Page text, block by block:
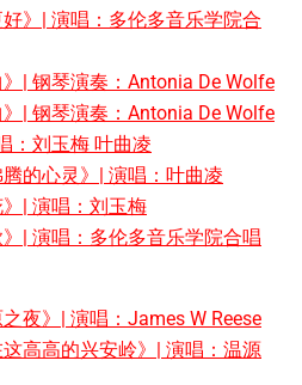
好》| 演唱：多伦多音乐学院合
》| 钢琴演奏：Antonia De Wolfe
》| 钢琴演奏：Antonia De Wolfe
：刘玉梅 叶曲凌
的心灵》| 演唱：叶曲凌
》| 演唱：刘玉梅
》| 演唱：多伦多音乐学院合唱
夜》| 演唱：James W Reese
这高高的兴安岭》| 演唱：温源